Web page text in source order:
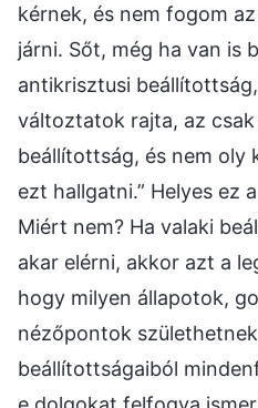
kérnek, és nem fogom
járni. Sőt, még ha van is
antikrisztusi
változtatok rajta, az
beállítottság, és nem oly
ezt hallgatni.” Helyes ez
Miért nem? Ha valaki
akar elérni, akkor azt a
hogy milyen állapotok,
nézőpontok
beállítottságaiból